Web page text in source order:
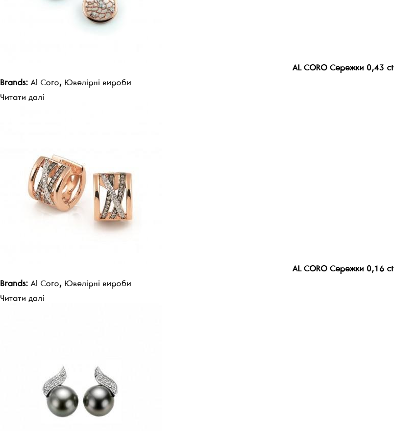
AL CORO Сережки 0,43 ct
Brands: Al Coro, Ювелірні вироби
Читати далі
AL CORO Сережки 0,16 ct
Brands: Al Coro, Ювелірні вироби
Читати далі